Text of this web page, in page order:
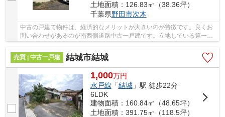
土地面積：126.83㎡（38.36坪）
千葉県野田市次木
中古の戸建て物件は、経済的なメリットが大きいのが特徴です。良くお
問い合わせがあるのが南西側道路中古一戸建です。立地している第一種
売買 | 中古一戸建
結城市結城
1,000万円
水戸線 「結城」駅 徒歩22分
6LDK
建物面積：160.84㎡（48.65坪）
土地面積：391.75㎡（118.5坪）